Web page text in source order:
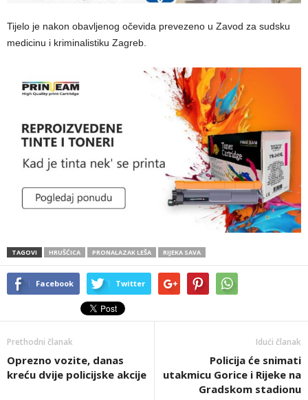
Tijelo je nakon obavljenog očevida prevezeno u Zavod za sudsku
medicinu i kriminalistiku Zagreb.
TAGOVI HRUŠĆICA PRONALAZAK LEŠA RIJEKA SAVA
Facebook Twitter
Prethodni članak
Oprezno vozite, danas
kreću dvije policijske akcije
Idući članak
Policija će snimati
utakmicu Gorice i Rijeke na
Gradskom stadionu